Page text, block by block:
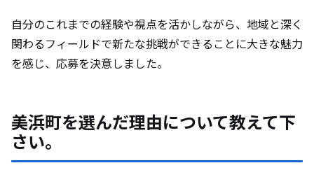
自分のこれまでの経験や視点を活かしながら、地域と深く
関わるフィールドで新たな挑戦ができることに大きな魅力
を感じ、応募を決意しました。
美浜町を選んだ理由について教えて下
さい。